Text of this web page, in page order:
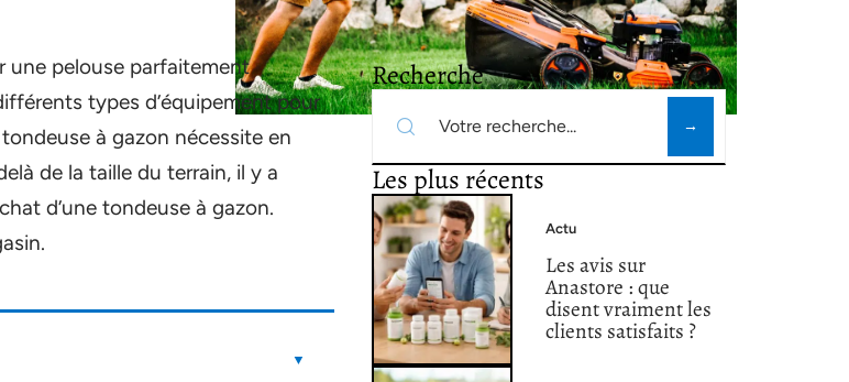
une pelouse parfaitement
types d’équipement pour
à gazon nécessite en
de la taille du terrain, il y a
d’une tondeuse à gazon.
Recherche
Les plus récents
Actu
Les avis sur
Anastore : que
disent vraiment les
clients satisfaits ?